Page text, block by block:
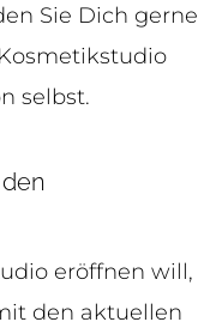
Sie Dich gerne
selbst.
eröffnen will,
den aktuellen